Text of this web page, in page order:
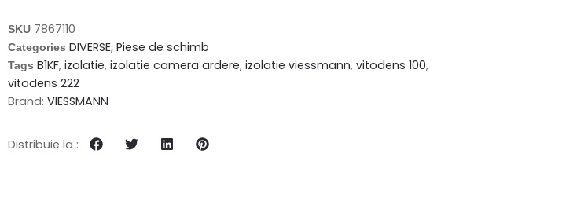
SKU 7867110
Categories DIVERSE, Piese de schimb
Tags B1KF, izolatie, izolatie camera ardere, izolatie viessmann, vitodens 100,
vitodens 222
Brand: VIESSMANN
Distribuie la :